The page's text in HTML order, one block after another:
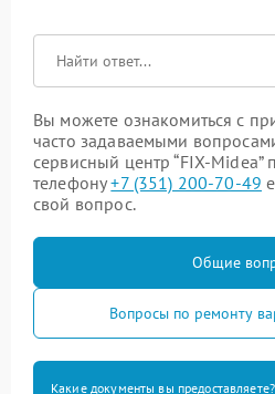
Вы можете ознакомиться с
часто задаваемыми
сервисный центр “FIX-
телефону+7 (351) 200-70-49
свой вопрос.
Общие
Вопросы по ремонту
Какие документы вы предоставляете?